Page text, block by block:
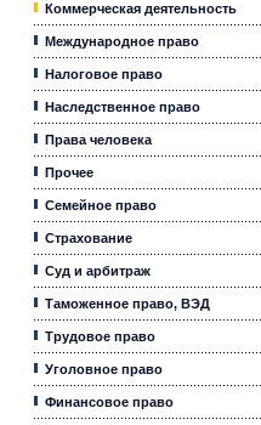
Коммерческая деятельность
Международное право
Налоговое право
Наследственное право
Права человека
Прочее
Семейное право
Страхование
Суд и арбитраж
Таможенное право, ВЭД
Трудовое право
Уголовное право
Финансовое право